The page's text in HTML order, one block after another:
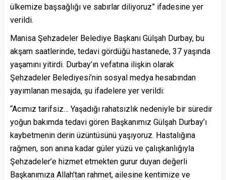
ülkemize başsağlığı ve sabırlar diliyoruz” ifadesine yer
verildi.
Manisa Şehzadeler Belediye Başkanı Gülşah Durbay, bu
akşam saatlerinde, tedavi gördüğü hastanede, 37 yaşında
yaşamını yitirdi. Durbay’ın vefatına ilişkin olarak
Şehzadeler Belediyesi’nin sosyal medya hesabından
yayımlanan mesajda, şu ifadelere yer verildi:
“Acımız tarifsiz… Yaşadığı rahatsızlık nedeniyle bir süredir
yoğun bakımda tedavi gören Başkanımız Gülşah Durbay’ı
kaybetmenin derin üzüntüsünü yaşıyoruz. Hastalığına
rağmen, son anına kadar güler yüzü ve çalışkanlığıyla
Şehzadeler’e hizmet etmekten gurur duyan değerli
Başkanımıza Allah’tan rahmet, ailesine kentimize ve